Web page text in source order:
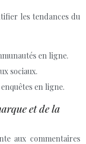
les tendances du
en ligne.
sociaux.
en ligne.
et de la
aux commentaires